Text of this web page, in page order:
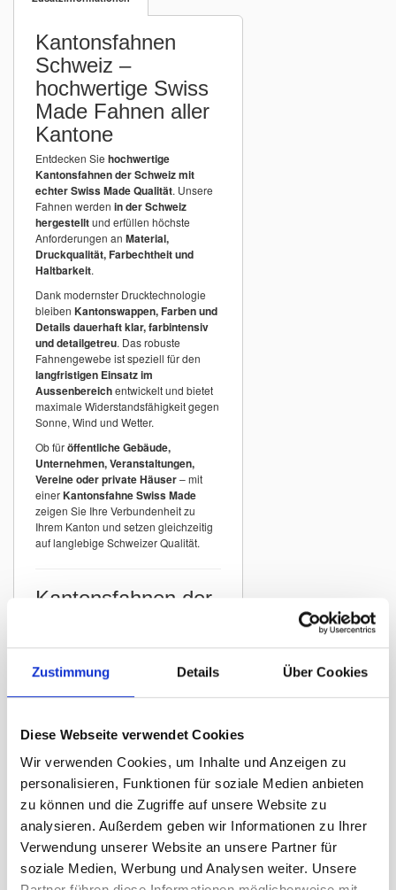
Zustimmung Details Über Cookies
Diese Webseite verwendet Cookies
Wir verwenden Cookies, um Inhalte und Anzeigen zu
personalisieren, Funktionen für soziale Medien anbieten
zu können und die Zugriffe auf unsere Website zu
analysieren. Außerdem geben wir Informationen zu Ihrer
Verwendung unserer Website an unsere Partner für
soziale Medien, Werbung und Analysen weiter. Unsere
Kantonsfahnen
Schweiz –
hochwertige Swiss
Made Fahnen aller
Kantone
Entdecken Sie hochwertige
Kantonsfahnen der Schweiz mit
echter Swiss Made Qualität. Unsere
Fahnen werden in der Schweiz
hergestelltund erfüllen höchste
Anforderungen an Material,
Druckqualität, Farbechtheit und
Haltbarkeit.
Dank modernster Drucktechnologie
bleiben Kantonswappen, Farben und
Details dauerhaft klar, farbintensiv
und detailgetreu. Das robuste
Fahnengewebe ist speziell für den
langfristigen Einsatz im
Aussenbereichentwickelt und bietet
maximale Widerstandsfähigkeit gegen
Sonne, Wind und Wetter.
Ob füröffentliche Gebäude,
Unternehmen, Veranstaltungen,
Vereine oder private Häuser– mit
einerKantonsfahne Swiss Made
zeigen Sie Ihre Verbundenheit zu
Ihrem Kanton und setzen gleichzeitig
auf langlebige Schweizer Qualität.
Kantonsfahnen der
In unserem Sortiment finden Sie
Kantonemit originalgetreuer
Darstellung der offiziellen Wappen.
Kantonsfahne Zürich
Kantonsfahne Bern
Kantonsfahne St. Gallen
Kantonsfahne Graubünden
Kantonsfahne Luzern
Kantonsfahne Thurgau